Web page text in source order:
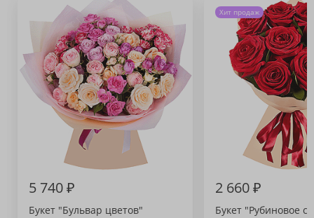
5 740 ₽
Букет "Бульвар цветов"
Хит продаж
2 660 ₽
Букет "Рубиновое